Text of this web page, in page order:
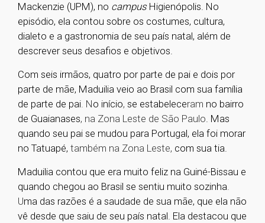
Mackenzie (UPM), no campusHigienópolis. No
episódio, ela contou sobre os costumes, cultura,
dialeto e a gastronomia de seu país natal, além de
descrever seus desafios e objetivos.
Com seis irmãos, quatro por parte de pai e dois por
parte de mãe, Maduilia veio ao Brasil com sua família
de parte de pai. No início, se estabeleceram no bairro
de Guaianases, na Zona Leste de São Paulo. Mas
quando seu pai se mudou para Portugal, ela foi morar
no Tatuapé, também na Zona Leste, com sua tia.
Maduilia contou que era muito feliz na Guiné-Bissau e
quando chegou ao Brasil se sentiu muito sozinha.
Uma das razões é a saudade de sua mãe, que ela não
vê desde que saiu de seu país natal. Ela destacou que